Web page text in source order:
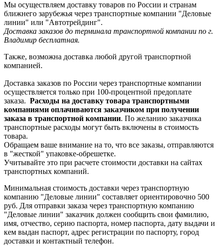
Мы осуществляем доставку товаров по России и странам
ближнего зарубежья через транспортные компании "Деловые
линии" или "Автотрейдинг".
Доставка заказов до терминала транспортной компании по г.
Владимир бесплатная.
Также, возможна доставка любой другой транспортной
компанией.
Доставка заказов по России через транспортные компании
осуществляется только при 100-процентной предоплате
заказа. Расходы на доставку товара транспортными
компаниями оплачиваются заказчиком при получении
заказа в транспортной компании. По желанию заказчика
транспортные расходы могут быть включены в стоимость
товара.
Обращаем ваше внимание на то, что все заказы, отправляются
в "жесткой" упаковке-обрешетке.
Учитывайте это при расчете стоимости доставки на сайтах
транспортных компаний.
Минимальная стоимость доставки через транспортную
компанию "Деловые линии" составляет ориентировочно 500
руб. Для отправки заказа через транспортную компанию
"Деловые линии" заказчик должен сообщить свои фамилию,
имя, отчество, серию паспорта, номер паспорта, дату выдачи и
кем выдан паспорт, адрес регистрации по паспорту, город
доставки и контактный телефон.